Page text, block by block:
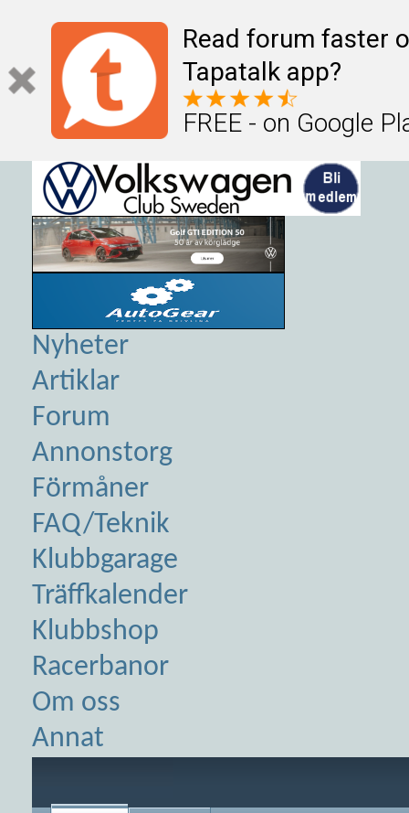
Read forum faster
Tapatalk app?
FREE - on Google
Nyheter
Artiklar
Forum
Annonstorg
Förmåner
FAQ/Teknik
Klubbgarage
Träffkalender
Klubbshop
Racerbanor
Om oss
Annat